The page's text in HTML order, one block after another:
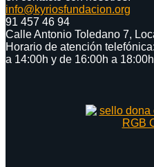
info@kyriosfundacion.org
91 457 46 94
Calle Antonio Toledano 7,
Horario de atención
a 14:00h y de 16:00h a